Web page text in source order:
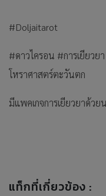
#Doljaitarot
#ดาวไครอน #การเยียว
โหราศาสตร์ตะวันตก
มีแพคเกจการเยียวยาด้วย
แท็กที่เกี่ยวข้อง :